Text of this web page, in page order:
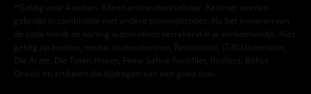
*Geldig voor 4 weken. Alleen online inwisselbaar. Kan niet worden
gebruikt in combinatie met andere promotiecodes. Na het invoeren van
de code wordt de korting automatisch verrekend in je winkelmandje. Niet
geldig op boeken, media, cadeaubonnen, Rammstein, (Till) Lindemann,
Die Ärzte, Die Toten Hosen, Feine Sahne Fischfilet, Broilers, Böhse
Onkelz en artikelen die bijdragen aan een goed doel.